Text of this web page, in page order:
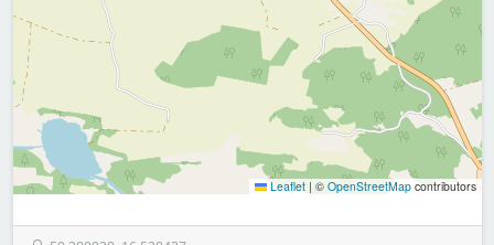
Leaflet | © OpenStreetMapcontributors